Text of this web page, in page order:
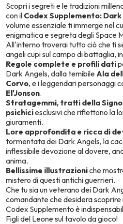
Scopri i segreti e le tradizioni
con il Codex Supplemento:
volume essenziale ti immerge nel
enigmatica e segreta degli Space
All'interno troverai tutto ciò che ti
angeli cupi sul campo di battaglia,
Regole complete e profili dati
Dark Angels, dalla temibile Ala
Corvo, e i leggendari personaggi
El'Jonson.
Stratagemmi, tratti della
psichiciesclusivi che riflettono la
giuramenti.
Lore approfondita e ricca di
tormentata dei Dark Angels, la
inflessibile devozione al dovere,
anima.
Bellissime illustrazioniche
mistero di questi antichi guerrieri.
Che tu sia un veterano dei Dark
comandante che desidera
Codex Supplemento è
Figli del Leone sul tavolo da gioco!